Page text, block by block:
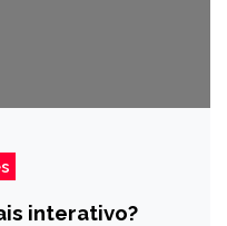
interativo?